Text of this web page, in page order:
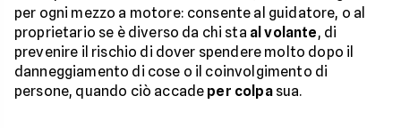
per ogni mezzo a motore: consente al guidatore, o al
proprietario se è diverso da chi sta al volante, di
prevenire il rischio di dover spendere molto dopo il
danneggiamento di cose o il coinvolgimento di
persone, quando ciò accade per colpasua.